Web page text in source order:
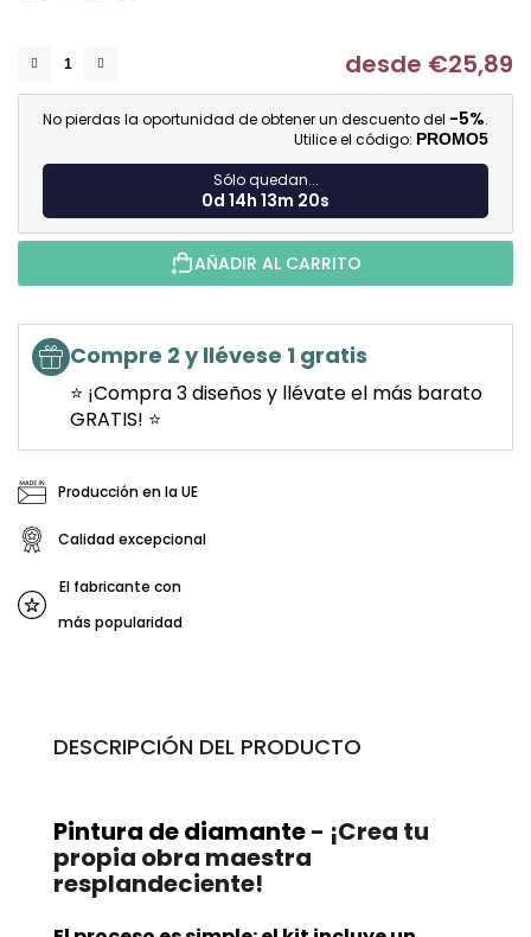
desde €25,89
No pierdas la oportunidad de obtener un descuento del -5%.
Utilice el código: PROMO5
Sólo quedan...
0d 14h 13m 19s
AÑADIR AL CARRITO
Compre 2 y llévese 1 gratis
⭐ ¡Compra 3 diseños y llévate el más barato
GRATIS! ⭐
Producción en la UE
Calidad excepcional
El fabricante con
más popularidad
DESCRIPCIÓN DEL PRODUCTO
Pintura de diamante- ¡Crea tu
propia obra maestra
resplandeciente!